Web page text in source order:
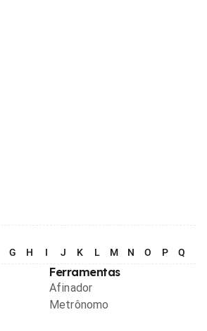
G H I J K L M N O P Q
Ferramentas
Afinador
Metrônomo